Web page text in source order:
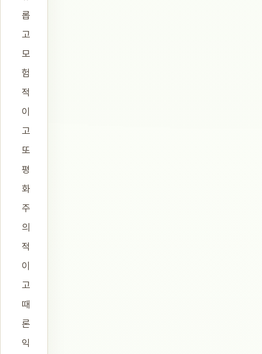
롭
고
모
험
적
이
고
또
평
화
주
의
적
이
고
때
론
익